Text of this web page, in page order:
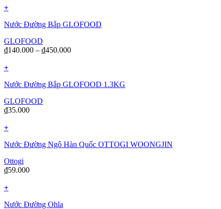
+
Nước Đường Bắp GLOFOOD
GLOFOOD
₫140.000 – ₫450.000
+
Nước Đường Bắp GLOFOOD 1.3KG
GLOFOOD
₫35.000
+
Nước Đường Ngô Hàn Quốc OTTOGI WOONGJIN
Ottogi
₫59.000
+
Nước Đường Ohla